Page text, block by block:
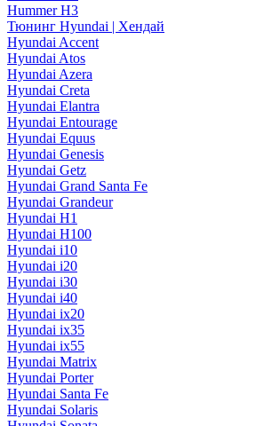
Hummer H3
Тюнинг Hyundai | Хендай
Hyundai Accent
Hyundai Atos
Hyundai Azera
Hyundai Creta
Hyundai Elantra
Hyundai Entourage
Hyundai Equus
Hyundai Genesis
Hyundai Getz
Hyundai Grand Santa Fe
Hyundai Grandeur
Hyundai H1
Hyundai H100
Hyundai i10
Hyundai i20
Hyundai i30
Hyundai i40
Hyundai ix20
Hyundai ix35
Hyundai ix55
Hyundai Matrix
Hyundai Porter
Hyundai Santa Fe
Hyundai Solaris